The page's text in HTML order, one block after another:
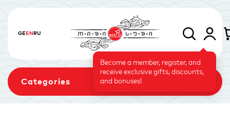
GEENRU
Become a member, register, and
receive exclusive gifts, discounts,
and bonuses!
Categories